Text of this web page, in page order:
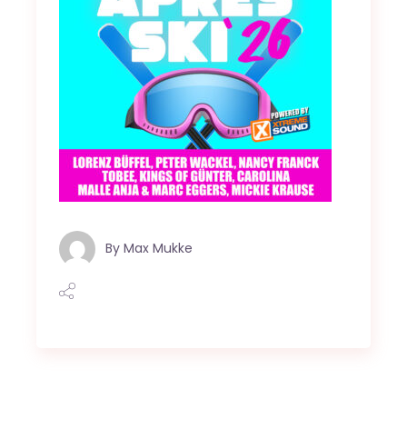
By Max Mukke